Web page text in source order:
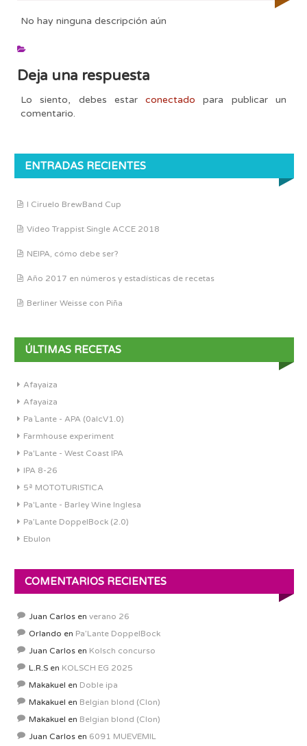
No hay ninguna descripción aún
Deja una respuesta
Lo siento, debes estarconectado para publicar un
comentario.
ENTRADAS RECIENTES
I Ciruelo BrewBand Cup
Vídeo Trappist Single ACCE 2018
NEIPA, cómo debe ser?
Año 2017 en números y estadísticas de recetas
Berliner Weisse con Piña
ÚLTIMAS RECETAS
Afayaiza
Afayaiza
Pa´Lante - APA (0alcV1.0)
Farmhouse experiment
Pa'Lante - West Coast IPA
IPA 8-26
5ª MOTOTURISTICA
Pa'Lante - Barley Wine Inglesa
Pa’Lante DoppelBock (2.0)
Ebulon
COMENTARIOS RECIENTES
Juan Carlos en verano 26
Orlando en Pa’Lante DoppelBock
Juan Carlos en Kolsch concurso
L.R.S en KOLSCH EG 2025
Makakuel en Doble ipa
Makakuel en Belgian blond (Clon)
Makakuel en Belgian blond (Clon)
Juan Carlos en 6091 MUEVEMIL